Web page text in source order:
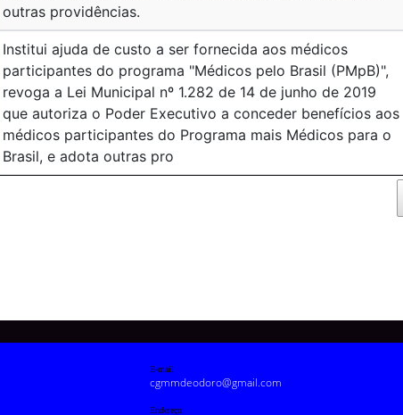
outras providências.
Institui ajuda de custo a ser fornecida aos médicos
participantes do programa "Médicos pelo Brasil (PMpB)",
revoga a Lei Municipal nº 1.282 de 14 de junho de 2019
que autoriza o Poder Executivo a conceder benefícios aos
médicos participantes do Programa mais Médicos para o
Brasil, e adota outras pro
E-mail
cgmmdeodoro@gmail.com
Endereço: